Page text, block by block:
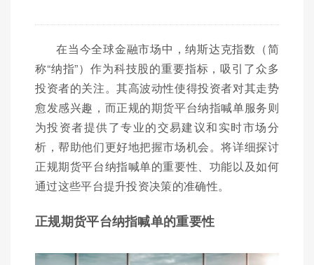
在当今全球金融市场中，纳斯达克指数（简
称“纳指”）作为科技股的重要指标，吸引了众多
投资者的关注。其高波动性使得投资者对其走势
愈发感兴趣，而正规的期货平台纳指喊单服务则
为投资者提供了专业的交易建议和实时市场分
析，帮助他们更好地把握市场机会。将详细探讨
正规期货平台纳指喊单的重要性、功能以及如何
通过这些平台提升投资决策的准确性。
正规期货平台纳指喊单的重要性